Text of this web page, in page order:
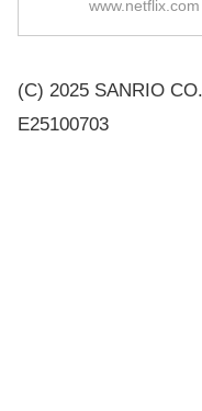
www.netflix.com
(C) 2025 SANRIO
E25100703